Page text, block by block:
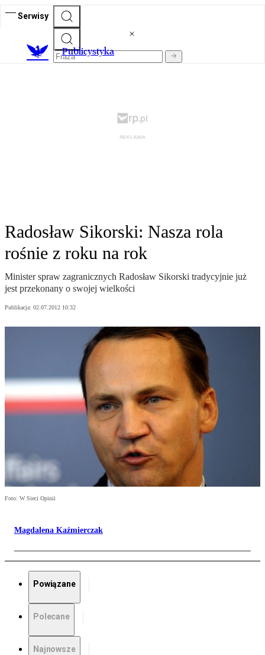
Serwisy
Publicystyka
Radosław Sikorski: Nasza rola
rośnie z roku na rok
Minister spraw zagranicznych Radosław Sikorski tradycyjnie już
jest przekonany o swojej wielkości
Publikacja: 02.07.2012 10:32
Foto: W Sieci Opinii
Magdalena Kaźmierczak
Powiązane
Polecane
Najnowsze